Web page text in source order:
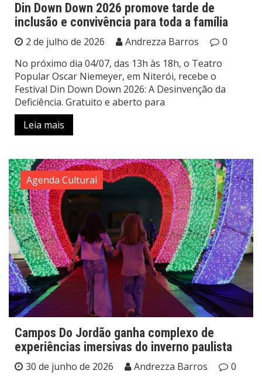
Din Down Down 2026 promove tarde de
inclusão e convivência para toda a família
2 de julho de 2026 Andrezza Barros
0
No próximo dia 04/07, das 13h às 18h, o Teatro
Popular Oscar Niemeyer, em Niterói, recebe o
Festival Din Down Down 2026: A Desinvenção da
Deficiência. Gratuito e aberto para
Leia mais
Agenda Cultural
Campos Do Jordão ganha complexo de
experiências imersivas do inverno paulista
30 de junho de 2026 Andrezza Barros
0